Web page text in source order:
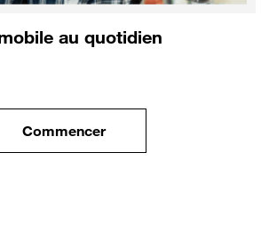
au quotidien
Commencerle tuto pour Utiliser votre